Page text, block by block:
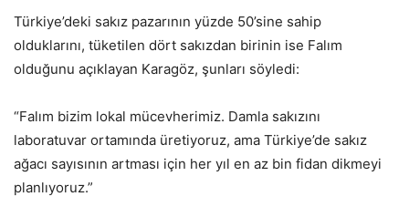
Türkiye’deki sakız pazarının yüzde 50’sine sahip
olduklarını, tüketilen dört sakızdan birinin ise Falım
olduğunu açıklayan Karagöz, şunları söyledi:
“Falım bizim lokal mücevherimiz. Damla sakızını
laboratuvar ortamında üretiyoruz, ama Türkiye’de sakız
ağacı sayısının artması için her yıl en az bin fidan dikmeyi
planlıyoruz.”